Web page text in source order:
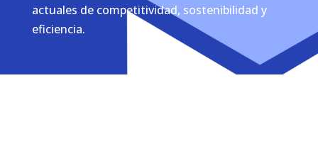
actuales de competitividad, sostenibilidad y
eficiencia.